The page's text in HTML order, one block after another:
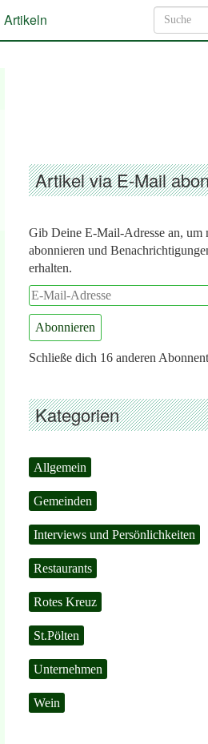
Artikeln
Artikel via E-Mail
Gib Deine E-Mail-Adresse an, um
abonnieren und
erhalten.
E-
Mail-
Adresse
Abonnieren
Schließe dich 16 anderen
Kategorien
Allgemein
Gemeinden
Interviews und Persönlichkeiten
Restaurants
Rotes Kreuz
St.Pölten
Unternehmen
Wein